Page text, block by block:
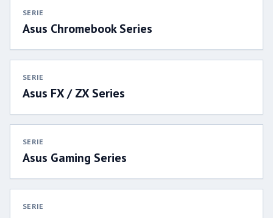
SERIE
Asus Chromebook Series
SERIE
Asus FX / ZX Series
SERIE
Asus Gaming Series
SERIE